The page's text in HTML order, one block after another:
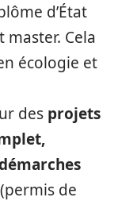
d’État
master. Cela
écologie et
des projets
(permis de